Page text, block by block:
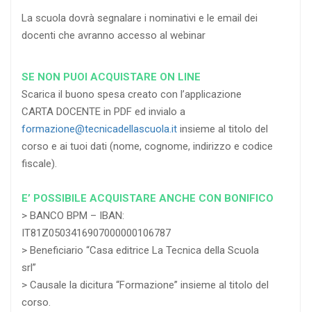
La scuola dovrà segnalare i nominativi e le email dei
docenti che avranno accesso al webinar
SE NON PUOI ACQUISTARE ON LINE
Scarica il buono spesa creato con l’applicazione
CARTA DOCENTE in PDF ed invialo a
formazione@tecnicadellascuola.it insieme al titolo del
corso e ai tuoi dati (nome, cognome, indirizzo e codice
fiscale).
E’ POSSIBILE ACQUISTARE ANCHE CON BONIFICO
> BANCO BPM – IBAN:
IT81Z0503416907000000106787
> Beneficiario “Casa editrice La Tecnica della Scuola
srl”
> Causale la dicitura “Formazione” insieme al titolo del
corso.